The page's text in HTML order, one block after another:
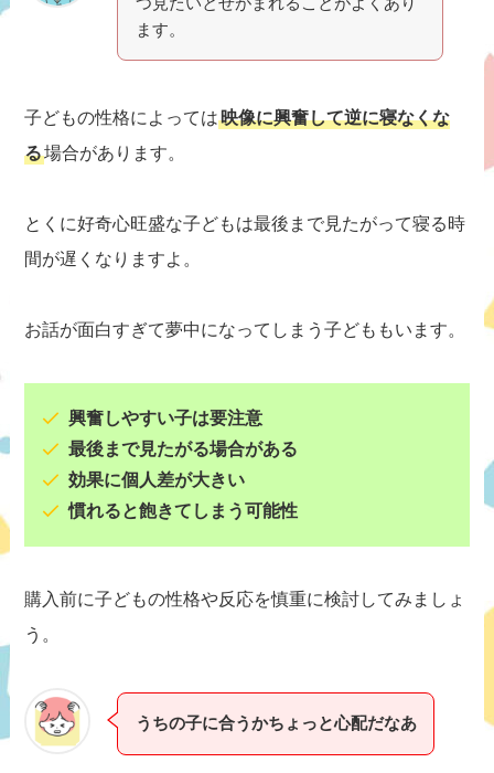
ます。
子どもの性格によっては映像に興奮して逆に寝なくな
る場合があります。
とくに好奇心旺盛な子どもは最後まで見たがって寝る時
間が遅くなりますよ。
お話が面白すぎて夢中になってしまう子どももいます。
興奮しやすい子は要注意
最後まで見たがる場合がある
効果に個人差が大きい
慣れると飽きてしまう可能性
購入前に子どもの性格や反応を慎重に検討してみましょ
う。
うちの子に合うかちょっと心配だなあ